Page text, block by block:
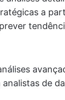
a
de